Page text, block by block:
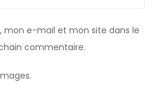
mon e-mail et mon site dans le
commentaire.